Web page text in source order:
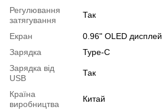
Регулювання
затягування
Так
Екран
0.96" OLED дисплей
Зарядка
Type-C
Зарядка від
USB
Так
Країна
виробництва
Китай